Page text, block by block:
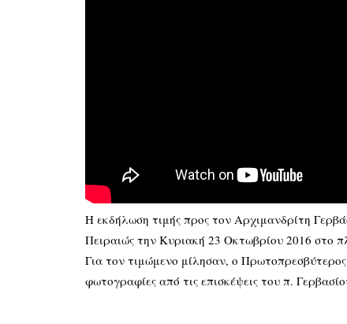
Η εκδήλωση τιμής προς τον Αρχιμανδρίτη
Πειραιώς την Κυριακή 23 Οκτωβρίου 2016 στο
Για τον τιμώμενο μίλησαν, ο
φωτογραφίες από τις επισκέψεις του π.